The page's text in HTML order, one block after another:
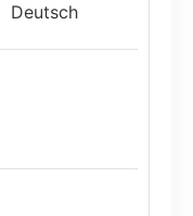
Deutsch